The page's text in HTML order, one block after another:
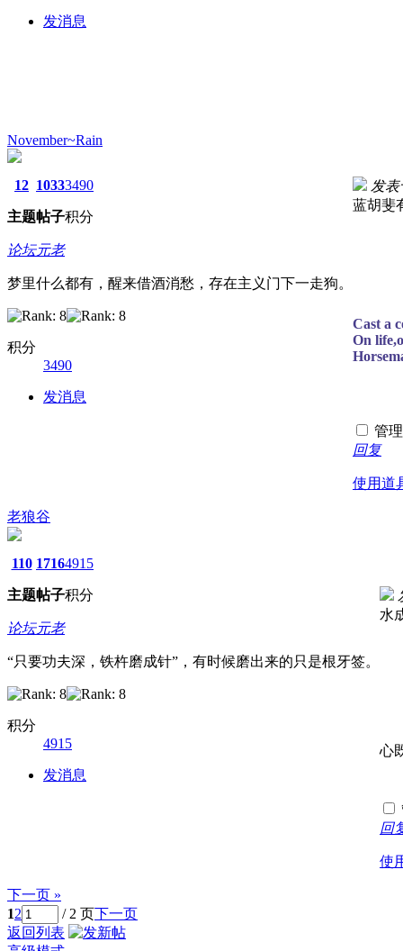
发消息
November~Rain
12
主题
1033
帖子
3490
积分
论坛元老
梦里什么都有，醒来借酒消愁，存在主义门下一走狗。
积分
3490
发消息
发表
蓝胡斐
Cast a
On
管理
回复
使用道
老狼谷
110
主题
1716
帖子
4915
积分
论坛元老
“只要功夫深，铁杵磨成针”，有时候磨出来的只是根牙签。
积分
4915
发消息
水
心
回
使
下一页 »
12 / 2 页下一页
返回列表